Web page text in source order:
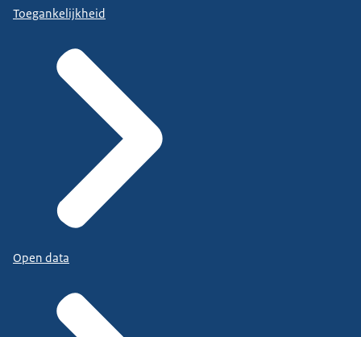
Toegankelijkheid
Open data